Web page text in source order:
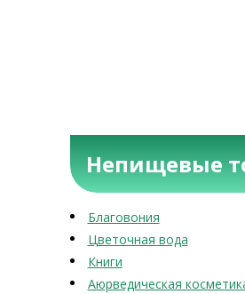
Непищевые
Благовония
Цветочная вода
Книги
Аюрведическая